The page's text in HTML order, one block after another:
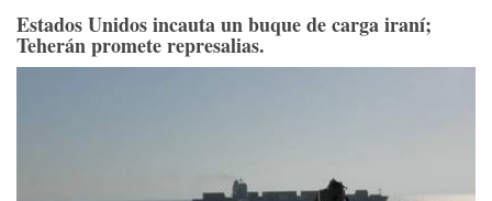
Estados Unidos incauta un buque de carga iraní;
Teherán promete represalias.